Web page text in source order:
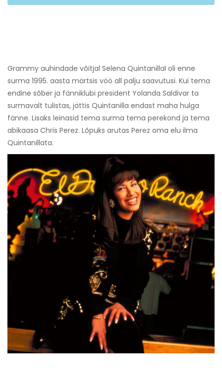
Grammy auhindade võitjal Selena Quintanillal oli enne
surma 1995. aasta märtsis vöö all palju saavutusi. Kui tema
endine sõber ja fänniklubi president Yolanda Saldivar ta
surmavalt tulistas, jättis Quintanilla endast maha hulga
fänne. Lisaks leinasid tema surma tema perekond ja tema
abikaasa Chris Perez. Lõpuks arutas Perez oma elu ilma
Quintanillata.